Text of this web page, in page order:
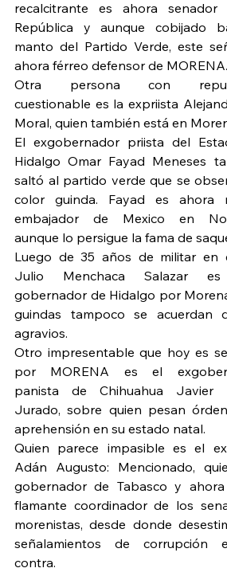
recalcitrante es ahora
República y aunque cobijado
manto del Partido Verde, este
ahora férreo defensor de MORENA.
Otra persona con
cuestionable es la expriista
Moral, quien también está en
El exgobernador priista del
Hidalgo Omar Fayad Meneses
saltó al partido verde que se
color guinda. Fayad es ahora
embajador de Mexico en
aunque lo persigue la fama de
Luego de 35 años de militar en
Julio Menchaca Salazar
gobernador de Hidalgo por
guindas tampoco se acuerdan
agravios.
Otro impresentable que hoy es
por MORENA es el
panista de Chihuahua Javier
Jurado, sobre quien pesan
aprehensión en su estado natal.
Quien parece impasible es el
Adán Augusto: Mencionado,
gobernador de Tabasco y
flamante coordinador de los
morenistas, desde donde
señalamientos de corrupción
contra.